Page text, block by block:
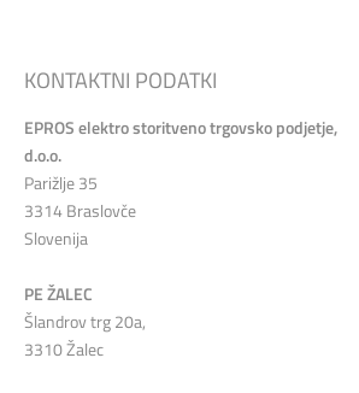
KONTAKTNI PODATKI
EPROS elektro storitveno trgovsko podjetje,
d.o.o.
Parižlje 35
3314 Braslovče
Slovenija
PE ŽALEC
Šlandrov trg 20a,
3310 Žalec